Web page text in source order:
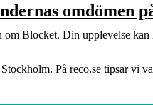
omdömen
Blocket. Din upplevelse
På reco.se tipsar vi